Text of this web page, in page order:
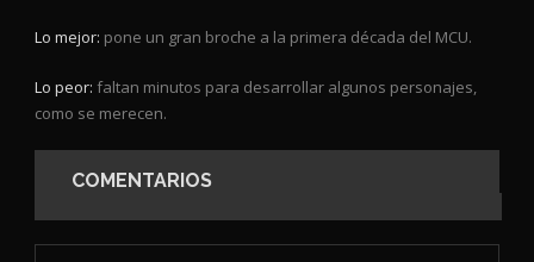
Lo mejor: pone un gran broche a la primera década del MCU.
Lo peor: faltan minutos para desarrollar algunos personajes,
como se merecen.
COMENTARIOS